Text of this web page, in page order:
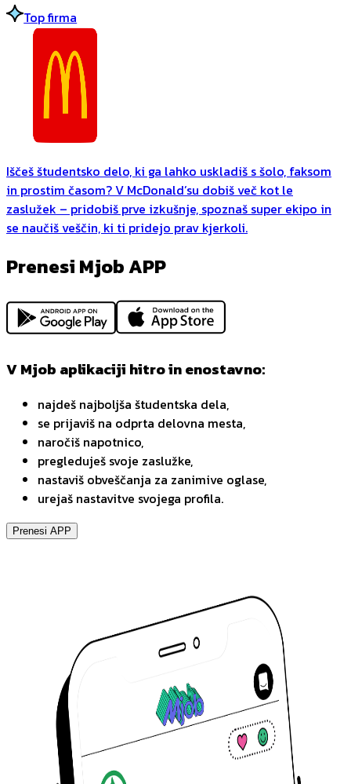
Top firma
Iščeš študentsko delo, ki ga lahko uskladiš s šolo, faksom
in prostim časom? V McDonald’su dobiš več kot le
zaslužek – pridobiš prve izkušnje, spoznaš super ekipo in
se naučiš veščin, ki ti pridejo prav kjerkoli.
Prenesi Mjob APP
V Mjob aplikaciji hitro in enostavno:
najdeš najboljša študentska dela,
se prijaviš na odprta delovna mesta,
naročiš napotnico,
pregleduješ svoje zaslužke,
nastaviš obveščanja za zanimive oglase,
urejaš nastavitve svojega profila.
Prenesi APP